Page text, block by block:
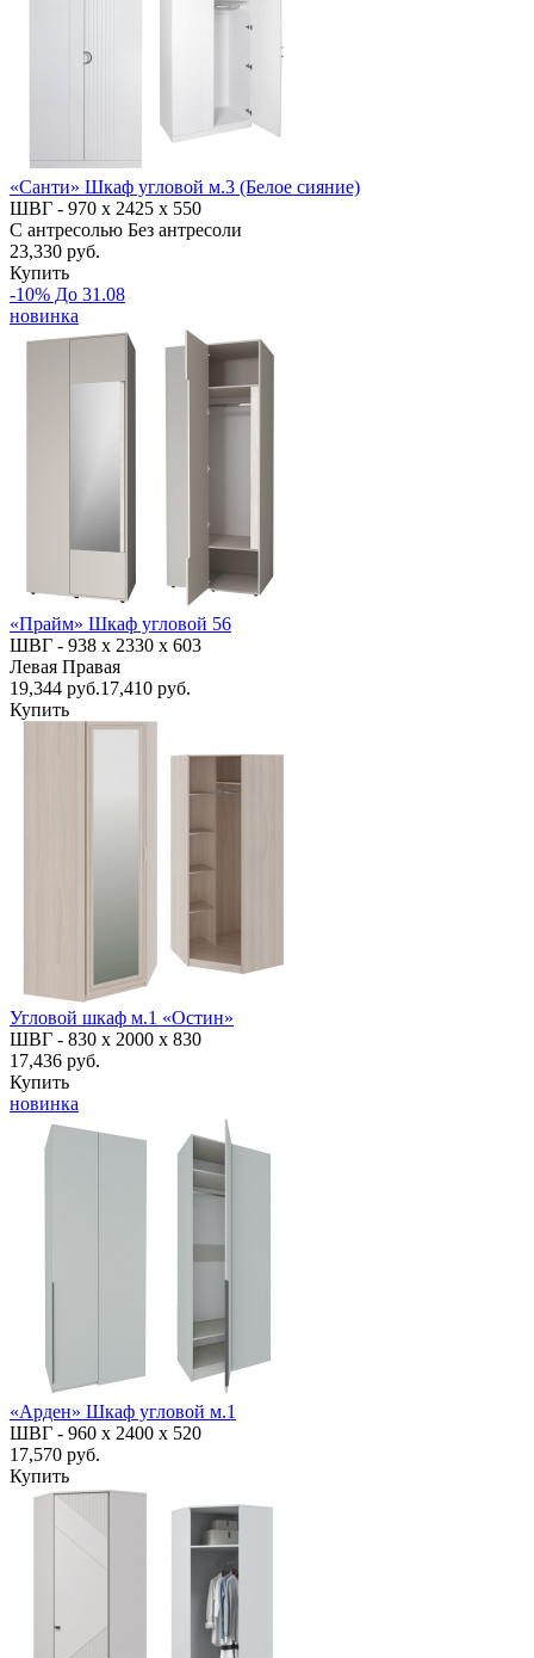
«Санти» Шкаф угловой м.3 (Белое сияние)
ШВГ - 970 х 2425 х 550
С антресолью Без антресоли
23,330 руб.
Купить
-10% До 31.08
новинка
«Прайм» Шкаф угловой 56
ШВГ - 938 х 2330 х 603
Левая Правая
19,344 руб.17,410 руб.
Купить
Угловой шкаф м.1 «Остин»
ШВГ - 830 х 2000 х 830
17,436 руб.
Купить
новинка
«Арден» Шкаф угловой м.1
ШВГ - 960 х 2400 х 520
17,570 руб.
Купить